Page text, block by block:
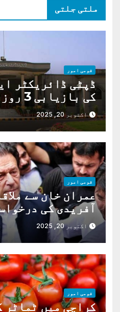
ملتی جلتی
قومی امور
ڈپٹی ڈائریکٹر
کی بازیابی 3 روز کی مہلت
اکتوبر 20, 2025
قومی امور
عمران خان سے
آفریدی کی
دوراکتوبر 20, 2025
قومی امور
کراچی میں ٹماٹر